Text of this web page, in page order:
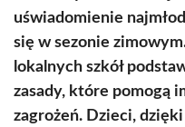
uświadomienie
się w sezonie
lokalnych szkół
zasady, które pomogą
zagrożeń. Dzieci,